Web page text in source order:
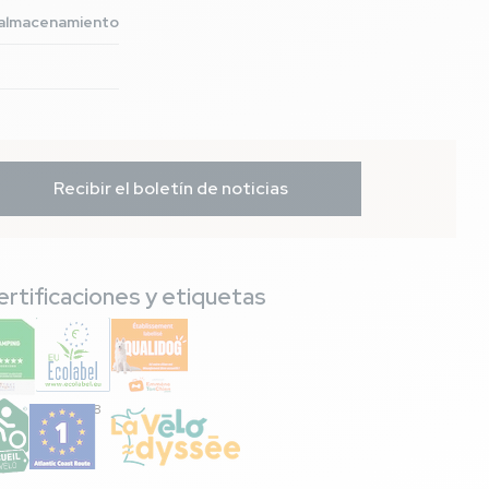
Recibir el boletín de noticias
y etiquetas
FR/051/018